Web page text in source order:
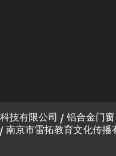
技有限公司 铝合金门窗
南京市雷拓教育文化传播